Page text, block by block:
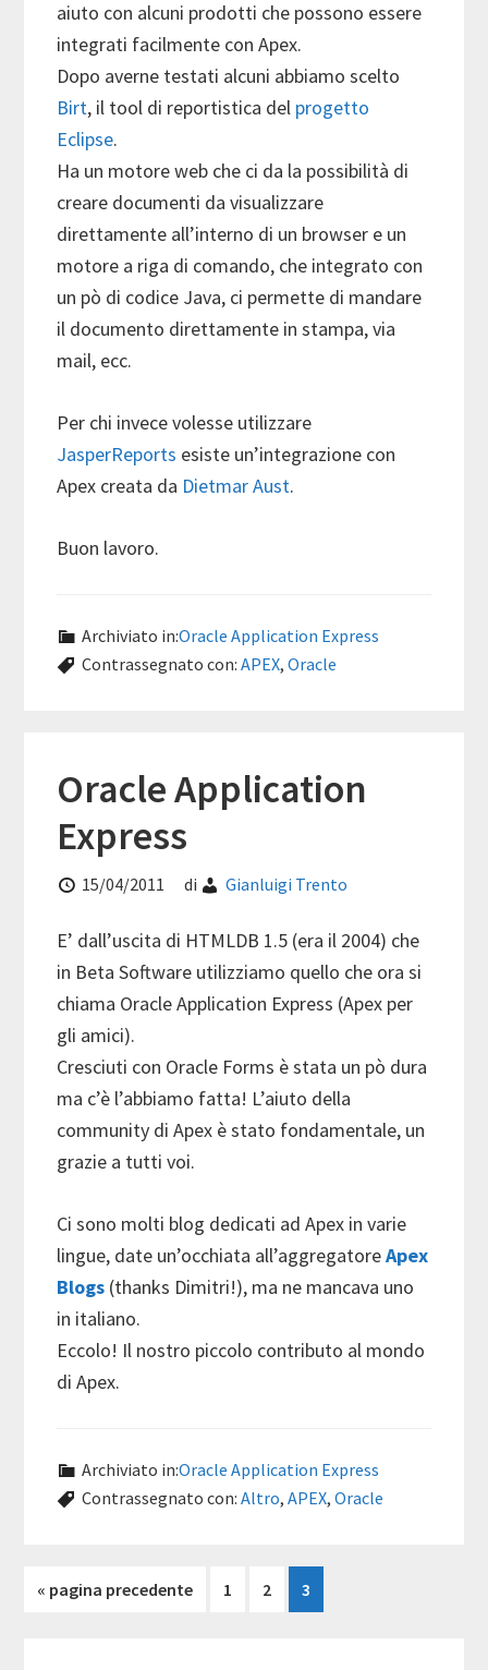
aiuto con alcuni prodotti che possono essere
integrati facilmente con Apex.
Dopo averne testati alcuni abbiamo scelto
Birt, il tool di reportistica del progetto
Eclipse.
Ha un motore web che ci da la possibilità di
creare documenti da visualizzare
direttamente all’interno di un browser e un
motore a riga di comando, che integrato con
un pò di codice Java, ci permette di mandare
il documento direttamente in stampa, via
mail, ecc.
Per chi invece volesse utilizzare
JasperReports esiste un’integrazione con
Apex creata da Dietmar Aust.
Buon lavoro.
Archiviato in:Oracle Application Express
Contrassegnato con:APEX,Oracle
Oracle Application
Express
15/04/2011 di Gianluigi Trento
E’ dall’uscita di HTMLDB 1.5 (era il 2004) che
in Beta Software utilizziamo quello che ora si
chiama Oracle Application Express (Apex per
gli amici).
Cresciuti con Oracle Forms è stata un pò dura
ma c’è l’abbiamo fatta! L’aiuto della
community di Apex è stato fondamentale, un
grazie a tutti voi.
Ci sono molti blog dedicati ad Apex in varie
lingue, date un’occhiata all’aggregatoreApex
Blogs (thanks Dimitri!), ma ne mancava uno
in italiano.
Eccolo! Il nostro piccolo contributo al mondo
di Apex.
Archiviato in:Oracle Application Express
Contrassegnato con:Altro,APEX,Oracle
« Vai
pagina precedente Pagina
1 Pagina
2 Pagina
3